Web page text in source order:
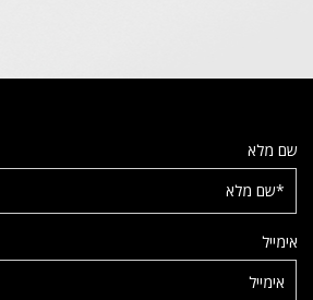
שם מלא
אימייל